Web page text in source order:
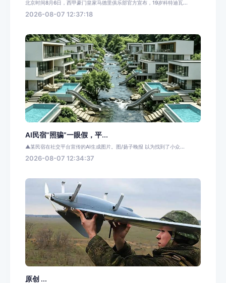
北京时间8月6日，西甲豪门皇家马德里俱乐部官方宣布，19岁科特迪瓦...
2026-08-07 12:37:18
AI民宿“照骗”一眼假，平...
▲某民宿在社交平台宣传的AI生成图片。图/扬子晚报 以为找到了小众...
2026-08-07 12:34:37
原创 ...